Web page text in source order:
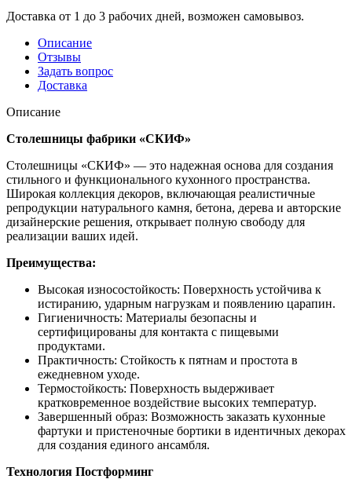
Доставка от 1 до 3 рабочих дней, возможен самовывоз.
Описание
Отзывы
Задать вопрос
Доставка
Описание
Столешницы фабрики «СКИФ»
Столешницы «СКИФ» — это надежная основа для создания
стильного и функционального кухонного пространства.
Широкая коллекция декоров, включающая реалистичные
репродукции натурального камня, бетона, дерева и авторские
дизайнерские решения, открывает полную свободу для
реализации ваших идей.
Преимущества:
Высокая износостойкость: Поверхность устойчива к
истиранию, ударным нагрузкам и появлению царапин.
Гигиеничность: Материалы безопасны и
сертифицированы для контакта с пищевыми
продуктами.
Практичность: Стойкость к пятнам и простота в
ежедневном уходе.
Термостойкость: Поверхность выдерживает
кратковременное воздействие высоких температур.
Завершенный образ: Возможность заказать кухонные
фартуки и пристеночные бортики в идентичных декорах
для создания единого ансамбля.
Технология Постформинг